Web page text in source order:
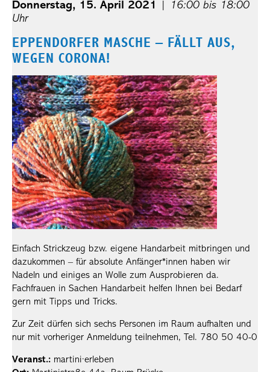
Donnerstag, 15. April 2021
16:00 bis 18:00
Uhr
EPPENDORFER MASCHE – FÄLLT AUS,
WEGEN CORONA!
Einfach Strickzeug bzw. eigene Handarbeit mitbringen und
dazukommen – für absolute Anfänger*innen haben wir
Nadeln und einiges an Wolle zum Ausprobieren da.
Fachfrauen in Sachen Handarbeit helfen Ihnen bei Bedarf
gern mit Tipps und Tricks.
Zur Zeit dürfen sich sechs Personen im Raum aufhalten und
nur mit vorheriger Anmeldung teilnehmen, Tel. 780 50 40-0
Veranst.: martini·erleben